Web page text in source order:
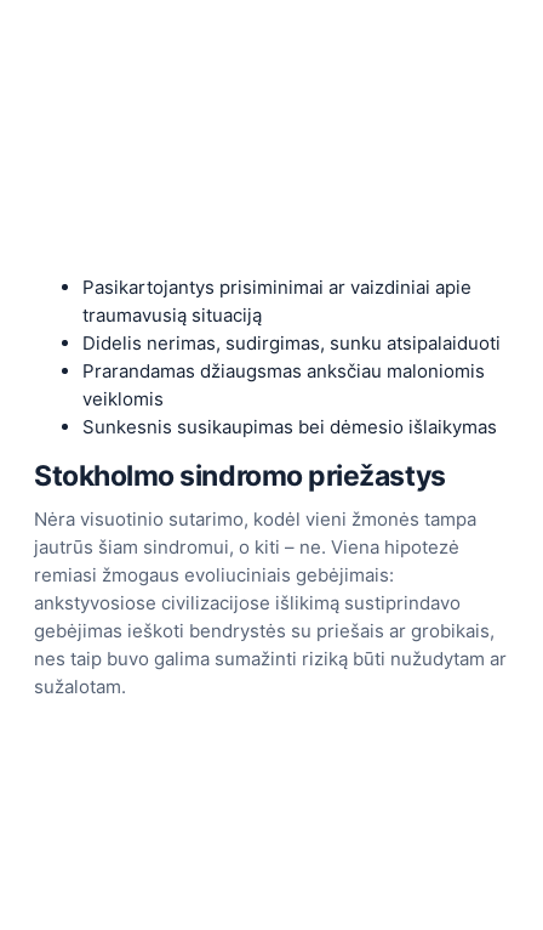
Pasikartojantys prisiminimai ar vaizdiniai apie
traumavusią situaciją
Didelis nerimas, sudirgimas, sunku atsipalaiduoti
Prarandamas džiaugsmas anksčiau maloniomis
veiklomis
Sunkesnis susikaupimas bei dėmesio išlaikymas
Stokholmo sindromo priežastys
Nėra visuotinio sutarimo, kodėl vieni žmonės tampa
jautrūs šiam sindromui, o kiti – ne. Viena hipotezė
remiasi žmogaus evoliuciniais gebėjimais:
ankstyvosiose civilizacijose išlikimą sustiprindavo
gebėjimas ieškoti bendrystės su priešais ar grobikais,
nes taip buvo galima sumažinti riziką būti nužudytam ar
sužalotam.